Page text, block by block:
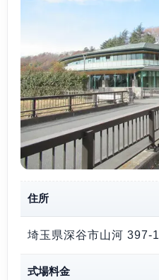
住所
埼玉県深谷市山河 397-1
式場料金